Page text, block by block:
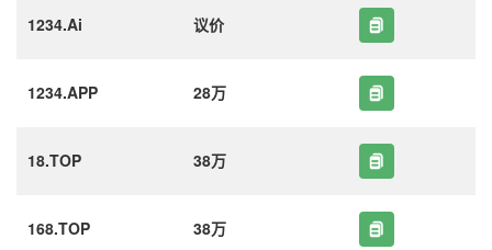
1234.Ai 议价
1234.APP 28万
18.TOP 38万
168.TOP 38万